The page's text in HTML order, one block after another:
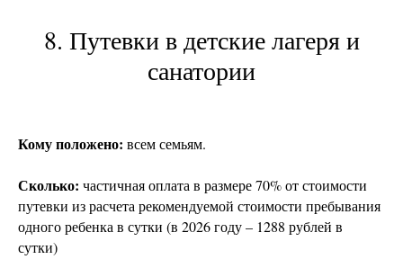
8. Путевки в детские лагеря и
санатории
Кому положено: всем семьям.
Сколько: частичная оплата в размере70% от стоимости
путевки из расчета рекомендуемой стоимости пребывания
одного ребенка в сутки (в 2026 году – 1288 рублей в
сутки)